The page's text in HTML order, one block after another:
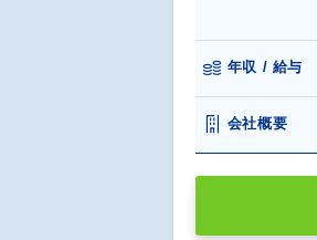
年収 / 給与
会社概要